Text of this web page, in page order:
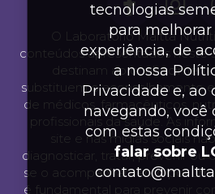
O Laboratório Maltta
conteúdos apresentados neste
destinam ao
substituem o aconselhamento
de médicos, farmacêuticos,
profissionais da saúde. As
site e nas mídias sociais
diagnosticar, tratar, prevenir ou
se o acompanhamento por um
é fundamental para prevenir
tecnologias
para melhorar
experiência, de
a nossa
Privacidade e, ao
navegando, você
com estas
falar sobre